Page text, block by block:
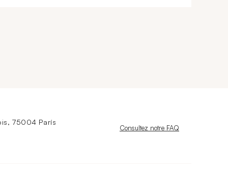
75004 París
Nouvelle fenêtre
Consultez notre FAQ